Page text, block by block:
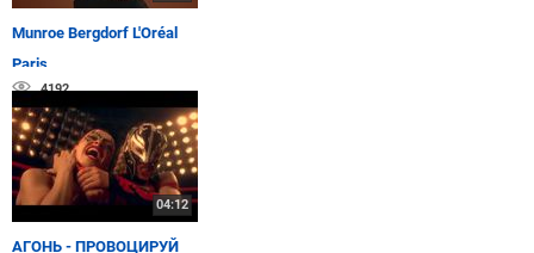
Munroe Bergdorf L'Oréal
Paris
4192
04:12
АГОНЬ - ПРОВОЦИРУЙ